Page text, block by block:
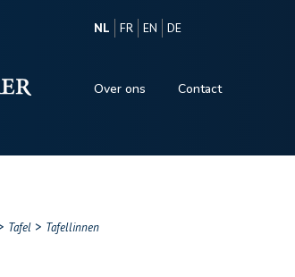
NL FR EN DE
Over ons Contact
Tafel> Tafellinnen